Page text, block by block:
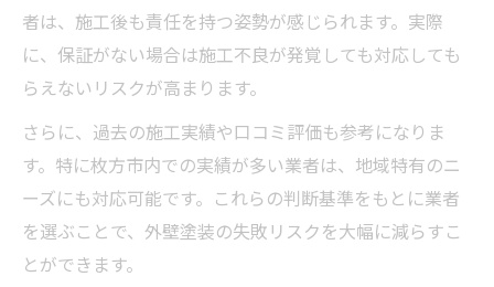
者は、施工後も責任を持つ姿勢が感じられます。実際
に、保証がない場合は施工不良が発覚しても対応しても
らえないリスクが高まります。
さらに、過去の施工実績や口コミ評価も参考になりま
す。特に枚方市内での実績が多い業者は、地域特有のニ
ーズにも対応可能です。これらの判断基準をもとに業者
を選ぶことで、外壁塗装の失敗リスクを大幅に減らすこ
とができます。